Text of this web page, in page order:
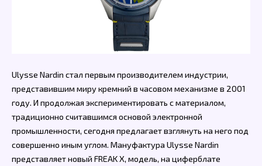
Ulysse Nardin стал первым производителем индустрии,
представившим миру кремний в часовом механизме в 2001
году. И продолжая экспериментировать с материалом,
традиционно считавшимся основой электронной
промышленности, сегодня предлагает взглянуть на него под
совершенно иным углом. Мануфактура Ulysse Nardin
представляет новый FREAK X, модель, на циферблате